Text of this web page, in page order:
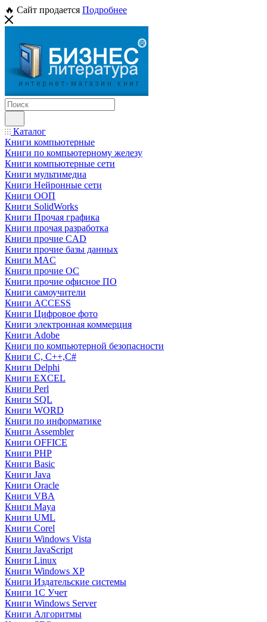
🔥 Сайт продается Подробнее
Каталог
Книги компьютерные
Книги по компьютерному железу
Книги компьютерные сети
Книги мультимедиа
Книги Нейронные сети
Книги ООП
Книги SolidWorks
Книги Прочая графика
Книги прочая разработка
Книги прочие CAD
Книги прочие базы данных
Книги MAC
Книги прочие ОС
Книги прочие офисное ПО
Книги самоучители
Книги ACCESS
Книги Цифровое фото
Книги электронная коммерция
Книги Adobe
Книги по компьютерной безопасности
Книги C, C++,С#
Книги Delphi
Книги EXCEL
Книги Perl
Книги SQL
Книги WORD
Книги по информатике
Книги Assembler
Книги OFFICE
Книги PHP
Книги Basic
Книги Java
Книги Oracle
Книги VBA
Книги Maya
Книги UML
Книги Corel
Книги Windows Vista
Книги JavaScript
Книги Linux
Книги Windows XP
Книги Издательские системы
Книги 1C Учет
Книги Windows Server
Книги Алгоритмы